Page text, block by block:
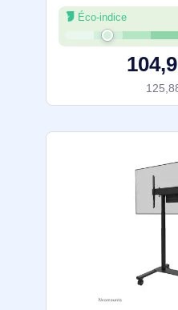
mm, Largeur: 871
mm. Largeur du
du colis: 385 mm,
Éco-indice